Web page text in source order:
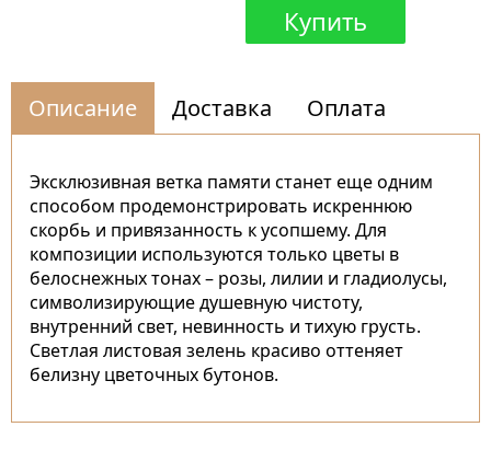
Купить
Описание Доставка Оплата
Эксклюзивная ветка памяти станет еще одним
способом продемонстрировать искреннюю
скорбь и привязанность к усопшему. Для
композиции используются только цветы в
белоснежных тонах – розы, лилии и гладиолусы,
символизирующие душевную чистоту,
внутренний свет, невинность и тихую грусть.
Светлая листовая зелень красиво оттеняет
белизну цветочных бутонов.